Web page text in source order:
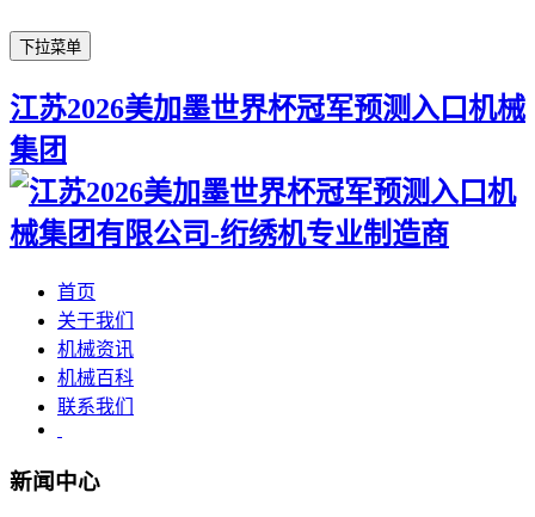
下拉菜单
江苏2026美加墨世界杯冠军预测入口机械
集团
首页
关于我们
机械资讯
机械百科
联系我们
新闻中心